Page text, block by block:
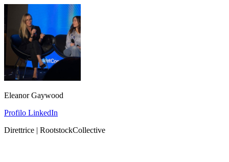
Eleanor Gaywood
Profilo LinkedIn
Direttrice | RootstockCollective